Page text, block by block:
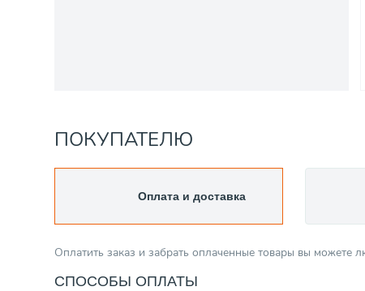
ПОКУПАТЕЛЮ
Оплата и доставка
Оплатить заказ и забрать оплаченные товары вы
СПОСОБЫ ОПЛАТЫ